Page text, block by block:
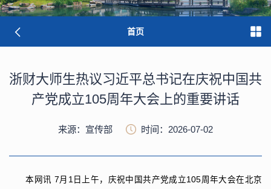
首页
浙财大师生热议习近平总书记在庆祝中国共
产党成立105周年大会上的重要讲话
来源：宣传部 时间：2026-07-02
本网讯 7月1日上午，庆祝中国共产党成立105周年大会在北京